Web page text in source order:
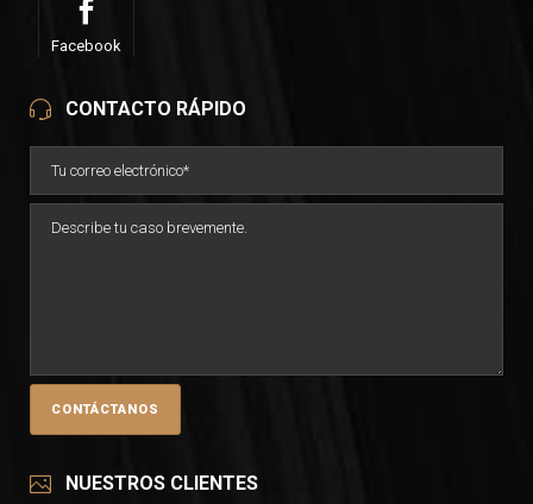
Facebook
CONTACTO RÁPIDO
NUESTROS CLIENTES